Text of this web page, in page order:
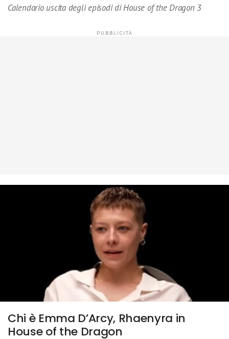
Calendario uscita degli episodi di House of the Dragon 3
Chi è Emma D’Arcy, Rhaenyra in
House of the Dragon